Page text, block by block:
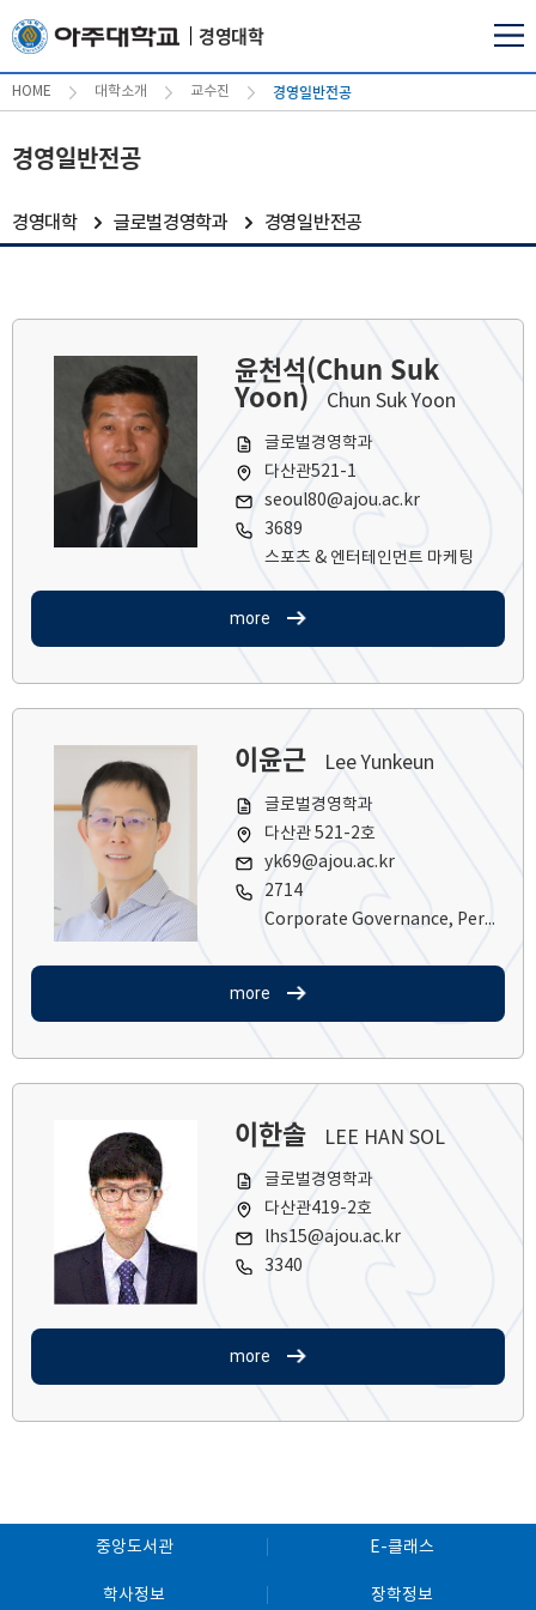
경영대학
HOME 대학소개 교수진 경영일반전공
경영일반전공
경영대학 글로벌경영학과 경영일반전공
윤천석(Chun Suk
Yoon) Chun Suk Yoon
글로벌경영학과
다산관521-1
seoul80@ajou.ac.kr
3689
스포츠 & 엔터테인먼트 마케팅
more
이윤근 Lee Yunkeun
글로벌경영학과
다산관 521-2호
yk69@ajou.ac.kr
2714
Corporate Governance, Performance Evaluation, Manager Compensation
more
이한솔 LEE HAN SOL
글로벌경영학과
다산관419-2호
lhs15@ajou.ac.kr
3340
more
중앙도서관 E-클래스
학사정보 장학정보